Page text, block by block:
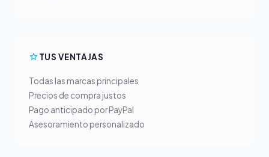
TUS VENTAJAS
Todas las marcas principales
Precios de compra justos
Pago anticipado por PayPal
Asesoramiento personalizado